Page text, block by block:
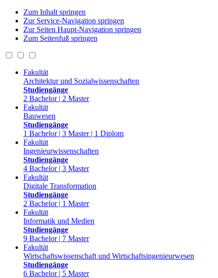
Zum Inhalt springen
Zur Service-Navigation springen
Zur Seiten Haupt-Navigation springen
Zum Seitenfuß springen
Fakultät
Architektur und Sozialwissenschaften
Studiengänge
2 Bachelor | 2 Master
Fakultät
Bauwesen
Studiengänge
1 Bachelor | 3 Master | 1 Diplom
Fakultät
Ingenieurwissenschaften
Studiengänge
4 Bachelor | 3 Master
Fakultät
Digitale Transformation
Studiengänge
2 Bachelor | 1 Master
Fakultät
Informatik und Medien
Studiengänge
9 Bachelor | 7 Master
Fakultät
Wirtschaftswissenschaft und Wirtschaftsingenieurwesen
Studiengänge
6 Bachelor | 5 Master